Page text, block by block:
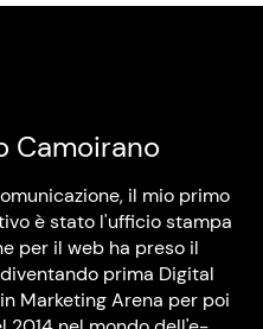
Camoirano
il mio primo
è stato l'ufficio stampa
per il web ha preso il
prima Digital
Marketing Arena per poi